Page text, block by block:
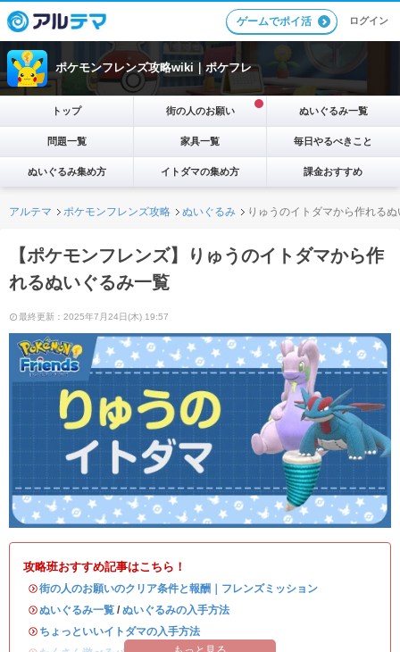
ゲームでポイ活 ログイン
ポケモンフレンズ攻略wiki｜ポケフレ
トップ 街の人のお願い ぬいぐるみ一覧
問題一覧 家具一覧 毎日やるべきこと
ぬいぐるみ集め方 イトダマの集め方 課金おすすめ
アルテマ ポケモンフレンズ攻略 ぬいぐるみ りゅうのイトダマから作れる
【ポケモンフレンズ】りゅうのイトダマから作
れるぬいぐるみ一覧
最終更新：2025年7月24日(木) 19:57
攻略班おすすめ記事はこちら！
・街の人のお願いのクリア条件と報酬｜フレンズミッション
・ぬいぐるみ一覧 / ぬいぐるみの入手方法
・ ちょっといいイトダマの入手方法